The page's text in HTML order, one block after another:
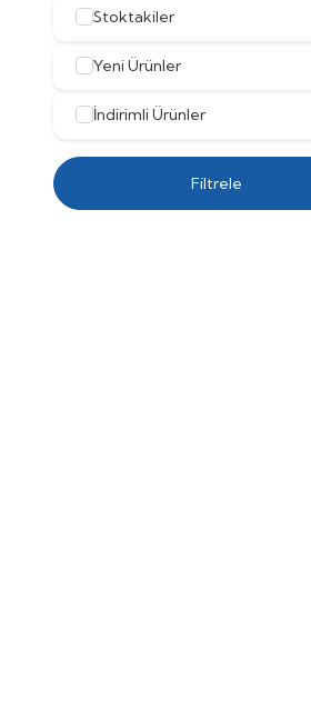
Stoktakiler
Yeni Ürünler
İndirimli Ürünler
Filtrele